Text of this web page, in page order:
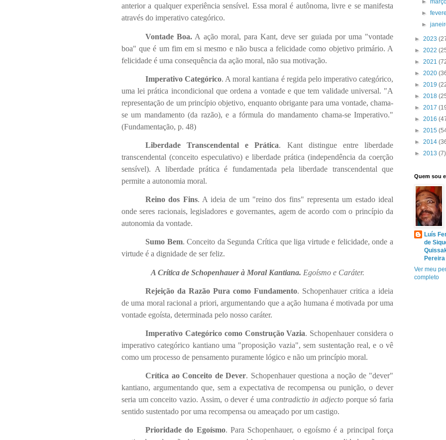
anterior a qualquer experiência sensível. Essa moral é autônoma, livre e se manifesta
através do imperativo categórico.
Vontade Boa. A ação moral, para Kant, deve ser guiada por uma "vontade
boa" que é um fim em si mesmo e não busca a felicidade como objetivo primário. A
felicidade é uma consequência da ação moral, não sua motivação.
Imperativo Categórico. A moral kantiana é regida pelo imperativo categórico,
uma lei prática incondicional que ordena a vontade e que tem validade universal. "A
representação de um princípio objetivo, enquanto obrigante para uma vontade, chama-
se um mandamento (da razão), e a fórmula do mandamento chama-se Imperativo."
(Fundamentação, p. 48)
Liberdade Transcendental e Prática. Kant distingue entre liberdade
transcendental (conceito especulativo) e liberdade prática (independência da coerção
sensível). A liberdade prática é fundamentada pela liberdade transcendental que
permite a autonomia moral.
Reino dos Fins. A ideia de um "reino dos fins" representa um estado ideal
onde seres racionais, legisladores e governantes, agem de acordo com o princípio da
autonomia da vontade.
Sumo Bem. Conceito da Segunda Crítica que liga virtude e felicidade, onde a
virtude é a dignidade de ser feliz.
A Crítica de Schopenhauer à Moral Kantiana. Egoísmo e Caráter.
Rejeição da Razão Pura como Fundamento. Schopenhauer critica a ideia
de uma moral racional a priori, argumentando que a ação humana é motivada por uma
vontade egoísta, determinada pelo nosso caráter.
Imperativo Categórico como Construção Vazia. Schopenhauer considera o
imperativo categórico kantiano uma "proposição vazia", sem sustentação real, e o vê
como um processo de pensamento puramente lógico e não um princípio moral.
Crítica ao Conceito de Dever. Schopenhauer questiona a noção de "dever"
kantiano, argumentando que, sem a expectativa de recompensa ou punição, o dever
seria um conceito vazio. Assim, o dever é umacontradictio in adjectoporque só faria
sentido sustentado por uma recompensa ou ameaçado por um castigo.
Prioridade do Egoísmo. Para Schopenhauer, o egoísmo é a principal força
►
►
►
► 2023
► 2022
► 2021
► 2020
► 2019
► 2018
► 2017
► 2016
► 2015
► 2014
► 2013 (7)
Quem sou
Luís
de
Pereira
Ver meu
completo